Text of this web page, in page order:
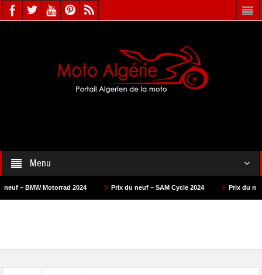
Menu
2024 Prix du neuf – SAM Cycle 2024 Prix du neuf – AS